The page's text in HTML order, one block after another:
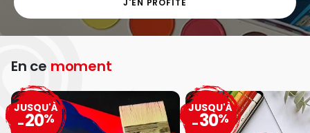
En ce moment
JUSQU'À
-20%
JUSQU'À
-30%